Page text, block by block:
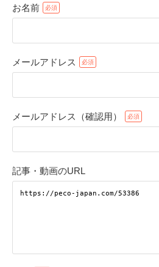
お名前
メールアドレス
メールアドレス（確認用）
記事・動画のURL
アプリで開く